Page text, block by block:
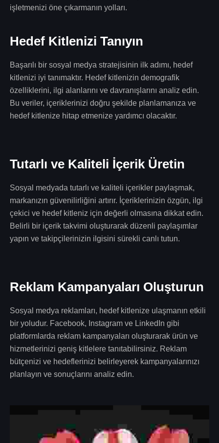
işletmenizi öne çıkarmanın yolları.
Hedef Kitlenizi Tanıyın
Başarılı bir sosyal medya stratejisinin ilk adımı, hedef
kitlenizi iyi tanımaktır. Hedef kitlenizin demografik
özelliklerini, ilgi alanlarını ve davranışlarını analiz edin.
Bu veriler, içeriklerinizi doğru şekilde planlamanıza ve
hedef kitlenize hitap etmenize yardımcı olacaktır.
Tutarlı ve Kaliteli İçerik Üretin
Sosyal medyada tutarlı ve kaliteli içerikler paylaşmak,
markanızın güvenilirliğini artırır. İçeriklerinizin özgün, ilgi
çekici ve hedef kitleniz için değerli olmasına dikkat edin.
Belirli bir içerik takvimi oluşturarak düzenli paylaşımlar
yapın ve takipçilerinizin ilgisini sürekli canlı tutun.
Reklam Kampanyaları Oluşturun
Sosyal medya reklamları, hedef kitlenize ulaşmanın etkili
bir yoludur. Facebook, Instagram ve LinkedIn gibi
platformlarda reklam kampanyaları oluşturarak ürün ve
hizmetlerinizi geniş kitlelere tanıtabilirsiniz. Reklam
bütçenizi ve hedeflerinizi belirleyerek kampanyalarınızı
planlayın ve sonuçlarını analiz edin.